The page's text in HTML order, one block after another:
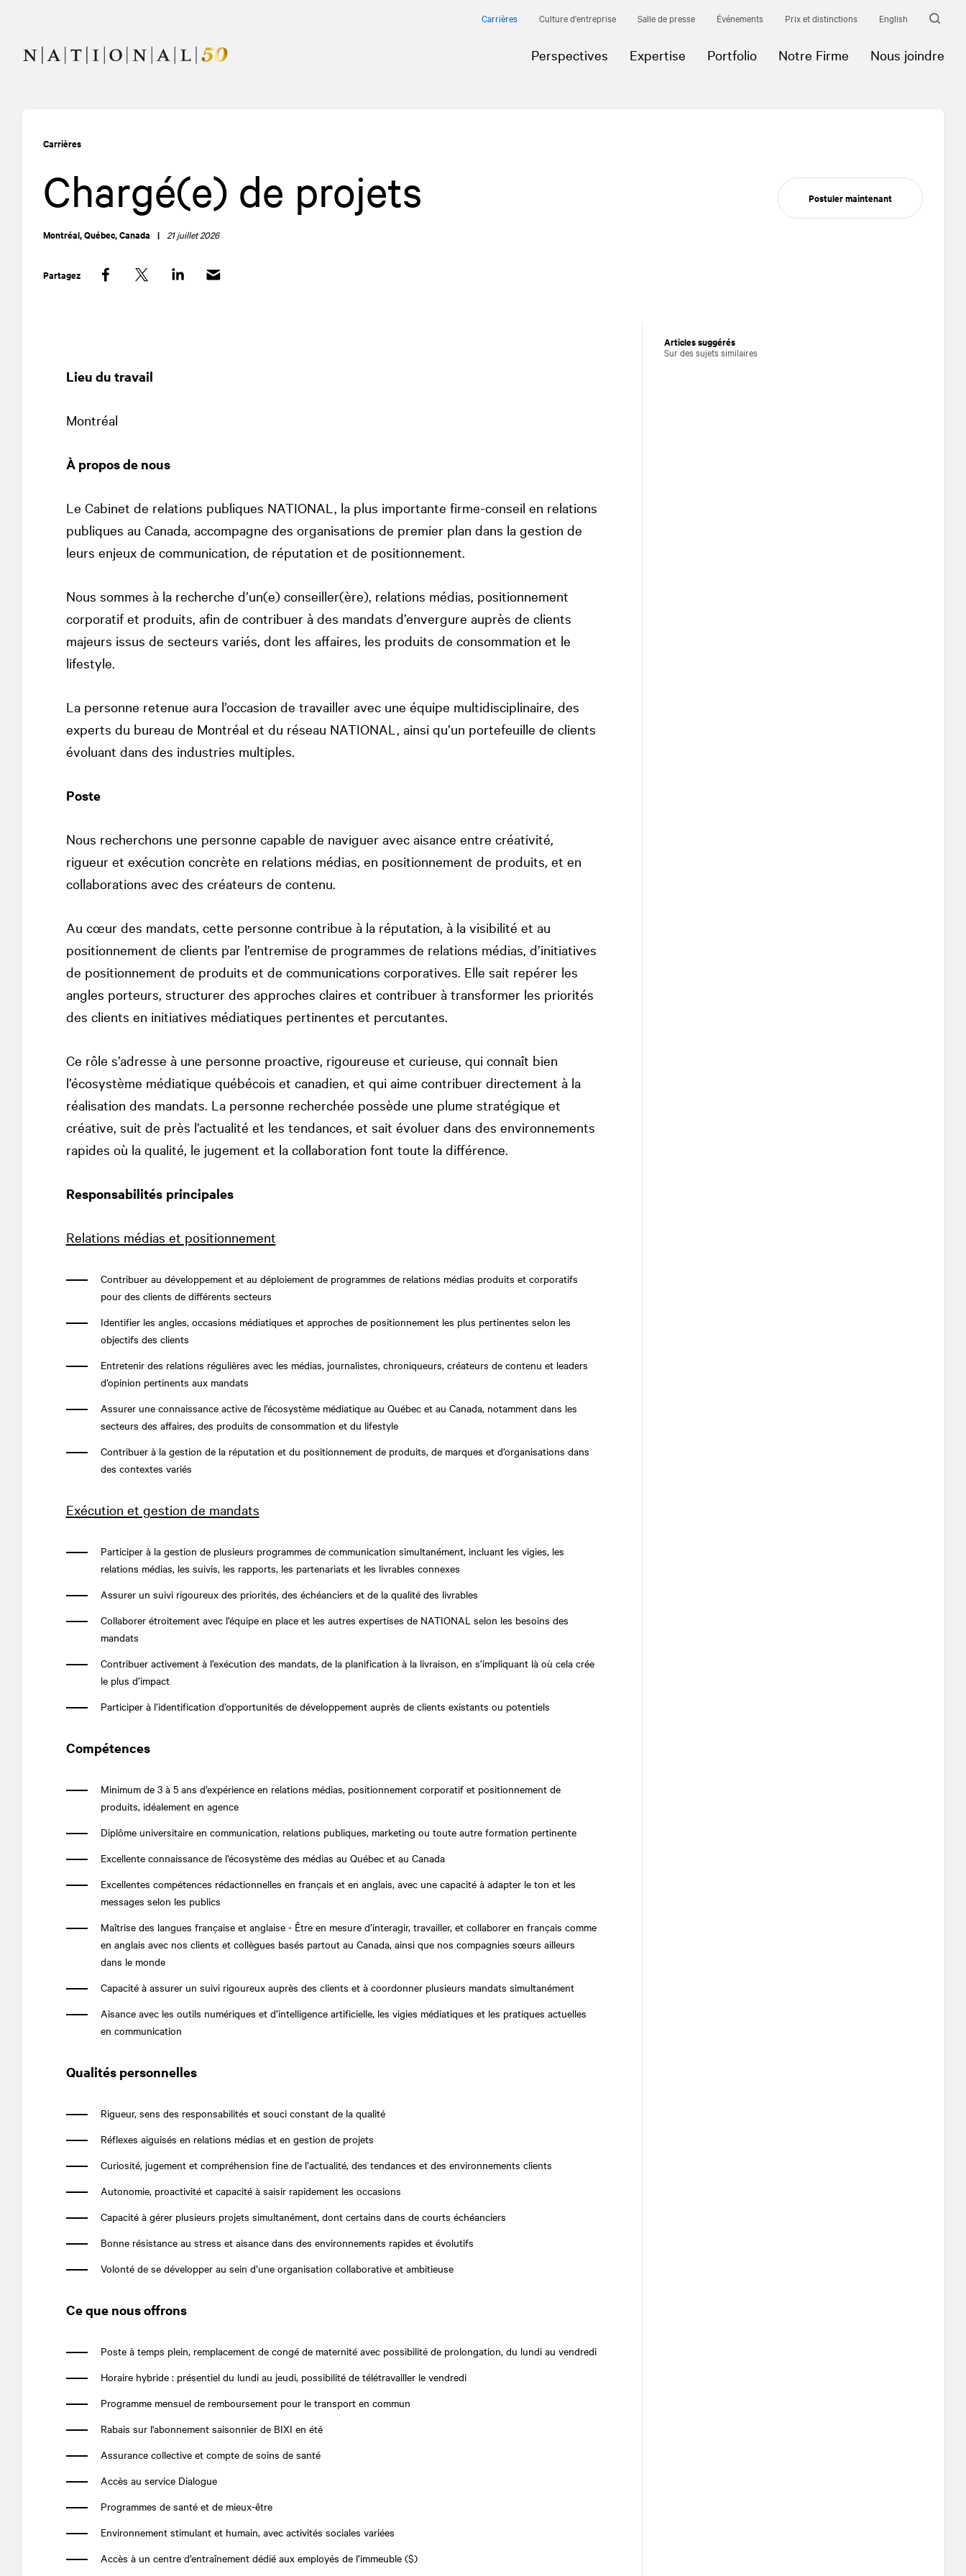
navigation
Carrières Culture d'entreprise Salle de presse Événements Prix et distinctions English
Perspectives Expertise Portfolio Notre Firme Nous joindre
Carrières
Chargé(e) de projets
Montréal, Québec, Canada | 21 juillet 2026
Partagez
Postuler maintenant
Lieu du travail
Montréal
À propos de nous
Le Cabinet de relations publiques NATIONAL , la plus importante firme-conseil en relations
publiques au Canada, accompagne des organisations de premier plan dans la gestion de
leurs enjeux de communication, de réputation et de positionnement.
Nous sommes à la recherche d’un(e) conseiller(ère), relations médias, positionnement
corporatif et produits, afin de contribuer à des mandats d’envergure auprès de clients
majeurs issus de secteurs variés, dont les affaires, les produits de consommation et le
lifestyle.
La personne retenue aura l’occasion de travailler avec une équipe multidisciplinaire, des
experts du bureau de Montréal et du réseau NATIONAL , ainsi qu’un portefeuille de clients
évoluant dans des industries multiples.
Poste
Nous recherchons une personne capable de naviguer avec aisance entre créativité,
rigueur et exécution concrète en relations médias, en positionnement de produits, et en
collaborations avec des créateurs de contenu.
Au cœur des mandats, cette personne contribue à la réputation, à la visibilité et au
positionnement de clients par l’entremise de programmes de relations médias, d’initiatives
de positionnement de produits et de communications corporatives. Elle sait repérer les
angles porteurs, structurer des approches claires et contribuer à transformer les priorités
des clients en initiatives médiatiques pertinentes et percutantes.
Ce rôle s’adresse à une personne proactive, rigoureuse et curieuse, qui connaît bien
l’écosystème médiatique québécois et canadien, et qui aime contribuer directement à la
réalisation des mandats. La personne recherchée possède une plume stratégique et
créative, suit de près l’actualité et les tendances, et sait évoluer dans des environnements
rapides où la qualité, le jugement et la collaboration font toute la différence.
Responsabilités principales
Relations médias et positionnement
Contribuer au développement et au déploiement de programmes de relations médias produits et corporatifs
pour des clients de différents secteurs
Identifier les angles, occasions médiatiques et approches de positionnement les plus pertinentes selon les
objectifs des clients
Entretenir des relations régulières avec les médias, journalistes, chroniqueurs, créateurs de contenu et leaders
d’opinion pertinents aux mandats
Assurer une connaissance active de l’écosystème médiatique au Québec et au Canada, notamment dans les
secteurs des affaires, des produits de consommation et du lifestyle
Contribuer à la gestion de la réputation et du positionnement de produits, de marques et d’organisations dans
des contextes variés
Exécution et gestion de mandats
Participer à la gestion de plusieurs programmes de communication simultanément, incluant les vigies, les
relations médias, les suivis, les rapports, les partenariats et les livrables connexes
Assurer un suivi rigoureux des priorités, des échéanciers et de la qualité des livrables
Collaborer étroitement avec l’équipe en place et les autres expertises de NATIONALselon les besoins des
mandats
Contribuer activement à l’exécution des mandats, de la planification à la livraison, en s’impliquant là où cela crée
le plus d’impact
Participer à l’identification d’opportunités de développement auprès de clients existants ou potentiels
Compétences
Minimum de 3 à 5 ans d’expérience en relations médias, positionnement corporatif et positionnement de
produits, idéalement en agence
Diplôme universitaire en communication, relations publiques, marketing ou toute autre formation pertinente
Excellente connaissance de l’écosystème des médias au Québec et au Canada
Excellentes compétences rédactionnelles en français et en anglais, avec une capacité à adapter le ton et les
messages selon les publics
Maîtrise des langues française et anglaise - Être en mesure d’interagir, travailler, et collaborer en français comme
en anglais avec nos clients et collègues basés partout au Canada, ainsi que nos compagnies sœurs ailleurs
dans le monde
Capacité à assurer un suivi rigoureux auprès des clients et à coordonner plusieurs mandats simultanément
Aisance avec les outils numériques et d’intelligence artificielle, les vigies médiatiques et les pratiques actuelles
en communication
Qualités personnelles
Rigueur, sens des responsabilités et souci constant de la qualité
Réflexes aiguisés en relations médias et en gestion de projets
Curiosité, jugement et compréhension fine de l’actualité, des tendances et des environnements clients
Autonomie, proactivité et capacité à saisir rapidement les occasions
Capacité à gérer plusieurs projets simultanément, dont certains dans de courts échéanciers
Bonne résistance au stress et aisance dans des environnements rapides et évolutifs
Volonté de se développer au sein d’une organisation collaborative et ambitieuse
Ce que nous offrons
Poste à temps plein, remplacementde congé de maternité avec possibilité de prolongation, du lundi au vendredi
Horaire hybride : présentiel du lundi au jeudi, possibilité de télétravailler le vendredi
Programme mensuel de remboursement pour le transport en commun
Rabais sur l'abonnement saisonnier de BIXI en été
Assurance collective et compte de soins de santé
Accès au service Dialogue
Programmes de santé et de mieux-être
Environnement stimulant et humain, avec activités sociales variées
Accès à un centre d’entraînement dédié aux employés de l’immeuble ($)
Articles suggérés
Sur des sujets similaires